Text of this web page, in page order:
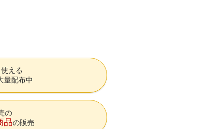
える
量配布中
の
品の販売